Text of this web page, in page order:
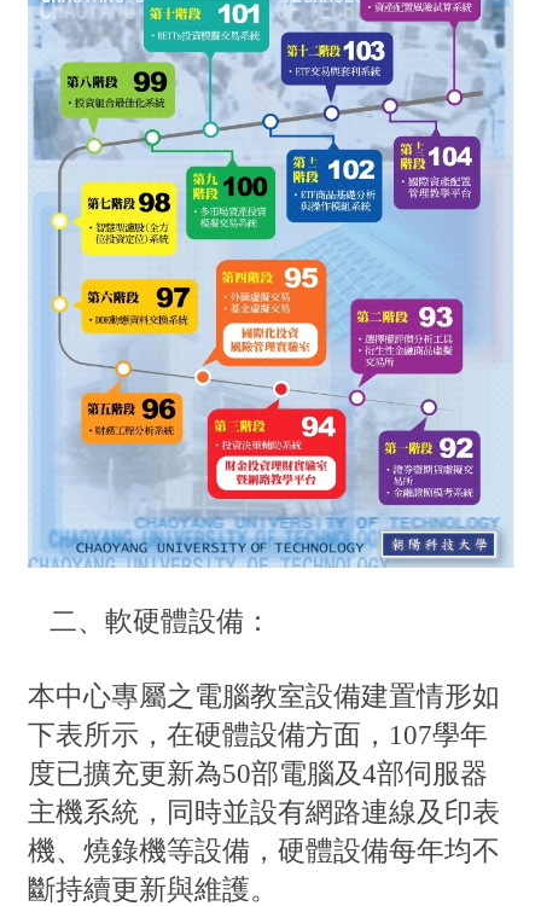
二、軟硬體設備：
本中心專屬之電腦教室設備建置情形如
下表所示，在硬體設備方面，107學年
度已擴充更新為50部電腦及4部伺服器
主機系統，同時並設有網路連線及印表
機、燒錄機等設備，硬體設備每年均不
斷持續更新與維護。